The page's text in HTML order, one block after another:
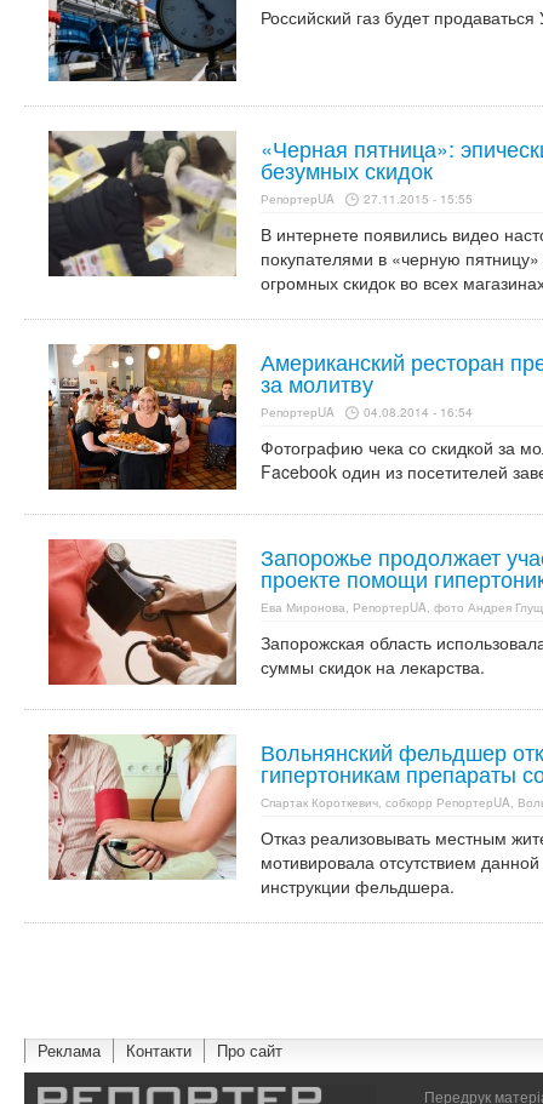
Российский газ будет
«Черная пятница»:
безумных скидок
РепортерUA 27.11.2015 - 15:55
В интернете появились видео
покупателями в «черную
огромных скидок во всех
Американский ресторан
за молитву
РепортерUA 04.08.2014 - 16:54
Фотографию чека со скидкой за
Facebook один из посетителей
Запорожье продолжает
проекте помощи
Ева Миронова, РепортерUA, фото Андрея
Запорожская область
суммы скидок на лекарства.
Вольнянский фельдшер
гипертоникам препараты
Спартак Короткевич, собкорр РепортерUA,
Отказ реализовывать местным
мотивировала отсутствием
инструкции фельдшера.
Реклама Контакти Про сайт
Передрук